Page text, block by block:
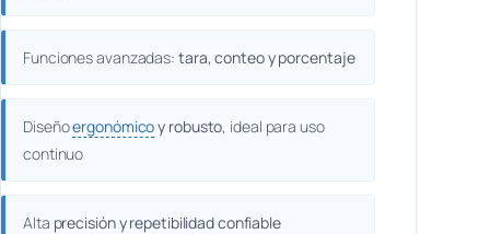
Funciones avanzadas: tara, conteo y porcentaje
Diseñoergonómicoy robusto, ideal para uso
continuo
Alta precisión y repetibilidad confiable